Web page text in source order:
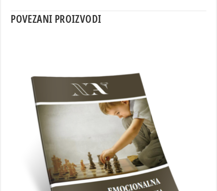
POVEZANI PROIZVODI